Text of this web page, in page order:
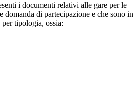
i documenti relativi alle gare per le
domanda di partecipazione e che sono in
tipologia, ossia: